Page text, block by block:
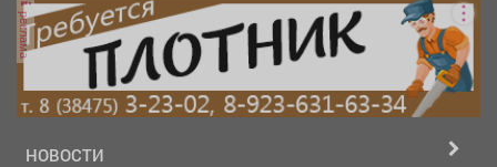
реклама
НОВОСТИ